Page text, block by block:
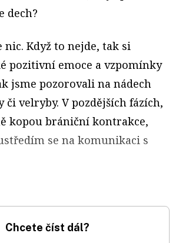
dech?
nic. Když to nejde, tak si
pozitivní emoce a vzpomínky
jsme pozorovali na nádech
či velryby. V pozdějších fázích,
kopou brániční kontrakce,
se na komunikaci s
Chcete číst dál?